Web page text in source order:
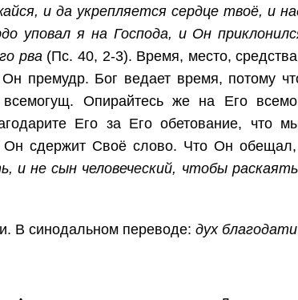
и да укрепляется сердце твоё, и
уповал я на Господа, и Он
рва(Пс. 40, 2-3). Время, место,
Он премудр. Бог ведает время, потому
Опирайтесь же на Его
Его за Его обетование, что
Он сдержит Своё слово. Что Он
и не сын человеческий, чтобы
В синодальном переводе: дух